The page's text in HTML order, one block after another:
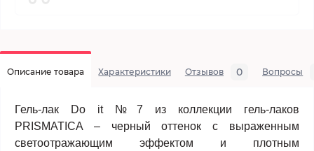
Описание товара Характеристики Отзывов 0 Вопросы
Гель-лак Do it №7 из коллекции гель-лаков
PRISMATICA – черный оттенок с выраженным
светоотражающим эффектом и плотным